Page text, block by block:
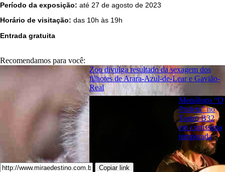
Período da exposição: até 27 de agosto de 2023
Horário de visitação: das 10h às 19h
Entrada gratuita
Recomendamos para você:
Zoo divulga resultado da sexagem dos
filhotes de Arara-Azul-de-Lear e Gavião-
Real
Monólogo “O
Profeta” no
Teatro B32
em curtíssima
temporada
Copiar link